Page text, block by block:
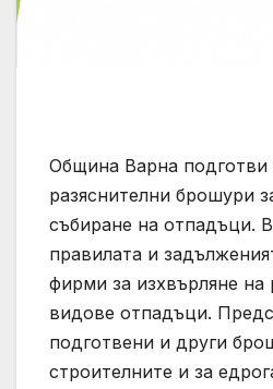
Община Варна подготви
разяснителни брошури
събиране на отпадъци.
правилата и
фирми за изхвърляне на
видове отпадъци.
подготвени и други
строителните и за